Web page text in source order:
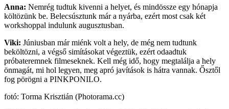
Anna: Nemrég tudtuk kivenni a helyet, és mindössze egy hónapja
költözünk be. Belecsúsztunk már a nyárba, ezért most csak két
workshoppal indulunk augusztusban.
Viki: Júniusban már miénk volt a hely, de még nem tudtunk
beköltözni, a végső simításokat végeztük, ezért odaadtuk
próbateremnek filmeseknek. Kell még idő, hogy megtalálja a hely
önmagát, mi hol legyen, meg apró javítások is hátra vannak. Ősztől
fog pörögni a PINKPONILO.
fotó: Torma Krisztián (Photorama.cc)